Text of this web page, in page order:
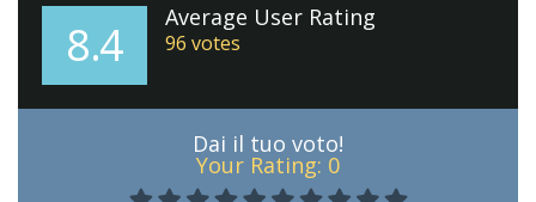
8.4 Average User Rating
96 votes
Dai il tuo voto!
Your Rating: 0